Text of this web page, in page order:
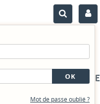
PORTAIL DOCUMENTAIRE
Mot de passe oublié ?